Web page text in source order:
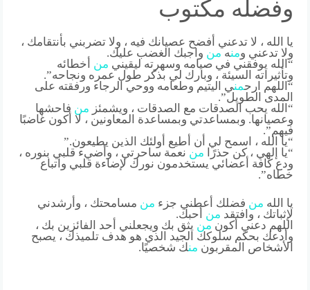
وفضله مكتوب
يا الله ، لا تدعني أفضح عصيانك فيه ، ولا تضربني بأنتقامك ،
ولا تدعني ومنه من واجبك الغضب عليك.
“الله يوفقني في صيامه وسهرته ليقيني من أخطائه
وتأثيراته السيئة ، وبارك لي بذكر طول عمره ونجاحه”.
“اللهم ارحمني اليتيم وطعامه ووحي الرجاء ورفقته على
المدى الطويل”.
“الله يحب الصدقات مع الصدقات ، ويشمئز من فاحشها
وعصيانها. وبمساعدتي وبمساعدة المعاونين ، لا أكون غاضبًا
فيهم”.
“يا الله ، اسمح لي أن أطيع أولئك الذين يطيعون.”
“يا إلهي ، كن حذرًا من نعمة ساحرتي ، وأضيء قلبي بنوره ،
ودع كافة أعضائي يستخدمون نورك لإضاءة قلبي واتباع
خطاه”.
يا الله من فضلك أعطني جزء من مسامحتك ، وأرشدني
لإثباتك ، وافتقد من أحبك.
اللهم دعني أكون من يثق بك ويجعلني أحد الفائزين بك ،
وأدعك بحكم سلوكك الجيد الذي هو هدف تلميذك ، يصبح
الأشخاص المقربون من ك شخصيًا.